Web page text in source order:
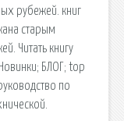
рубежей. книг
старым
Читать книгу
БЛОГ; top
по